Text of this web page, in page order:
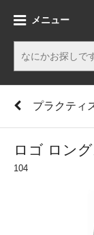
メニュー
プラクティ
ロゴ ロン
104